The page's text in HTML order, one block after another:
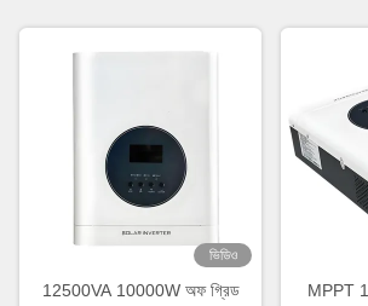
ভিডিও
12500VA 10000W অফ গ্রিড
MPPT